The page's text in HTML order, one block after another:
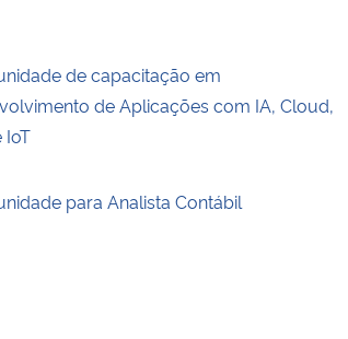
de capacitação em
de Aplicações com IA, Cloud,
IoT
para Analista Contábil